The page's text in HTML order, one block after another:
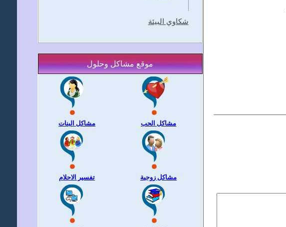
شكاوي البيئة
موقع مشاكل وحلول
مشاكل البنات مشاكل الحب
تفسير الاحلام مشاكل زوجية